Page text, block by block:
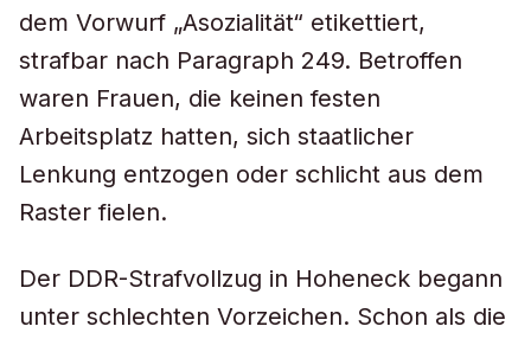
dem Vorwurf „Asozialität“ etikettiert,
strafbar nach Paragraph 249. Betroffen
waren Frauen, die keinen festen
Arbeitsplatz hatten, sich staatlicher
Lenkung entzogen oder schlicht aus dem
Raster fielen.
Der DDR-Strafvollzug in Hoheneck begann
unter schlechten Vorzeichen. Schon als die